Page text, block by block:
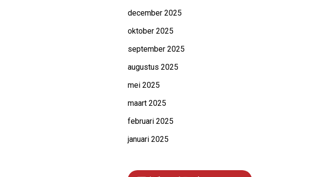
december 2025
oktober 2025
september 2025
augustus 2025
mei 2025
maart 2025
februari 2025
januari 2025